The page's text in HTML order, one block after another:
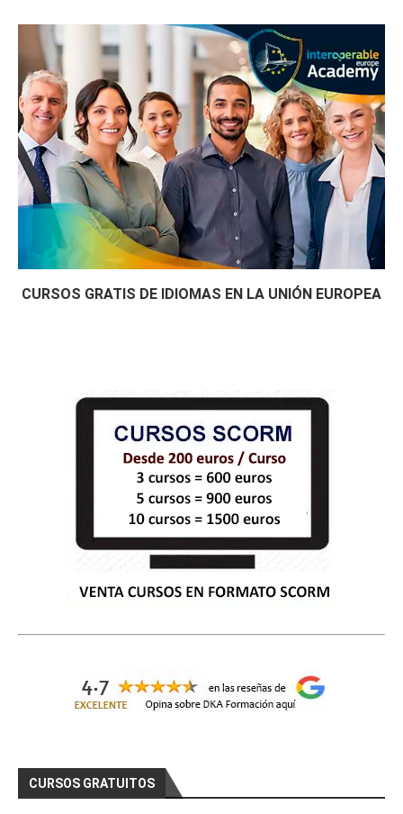
CURSOS GRATIS DE IDIOMAS EN LA UNIÓN EUROPEA
CURSOS GRATUITOS